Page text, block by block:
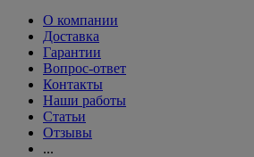
О компании
Доставка
Гарантии
Вопрос-ответ
Контакты
Наши работы
Статьи
Отзывы
...